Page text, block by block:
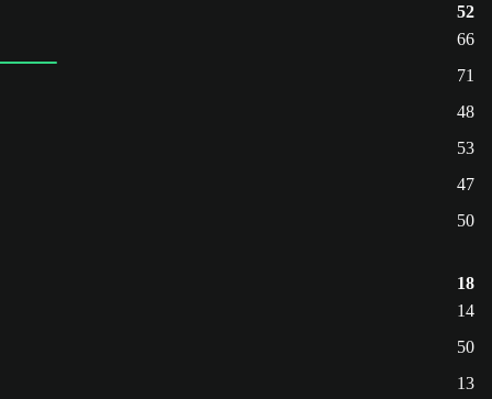
52
66
71
48
53
47
50
18
14
50
13